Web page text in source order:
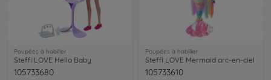
Poupées à habiller
Steffi LOVE Hello Baby
105733680
Poupées à habiller
Steffi LOVE Mermaid arc-en-ciel
105733610